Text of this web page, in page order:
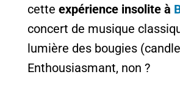
cette expérience insolite à
concert de musique
lumière des bougies
Enthousiasmant, non ?